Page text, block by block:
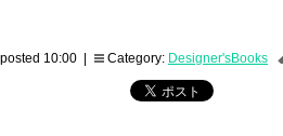
posted 10:00 | Category: Designer'sBooks